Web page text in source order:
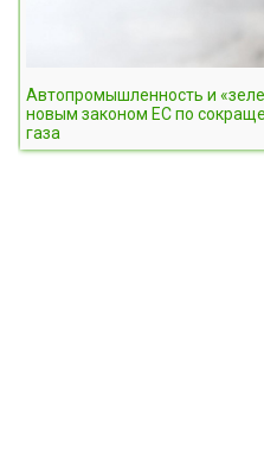
Автопромышленность и
новым законом ЕС по
газа